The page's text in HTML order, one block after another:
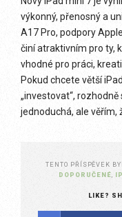
výkonný, přenosný a
A17 Pro, podpory
činí atraktivním pro ty,
vhodné pro práci,
Pokud chcete větší
„investovat“,
jednoduchá, ale věřím,
TENTO PŘÍSPĚVEK
DOPORUČENÉ
LIKE?